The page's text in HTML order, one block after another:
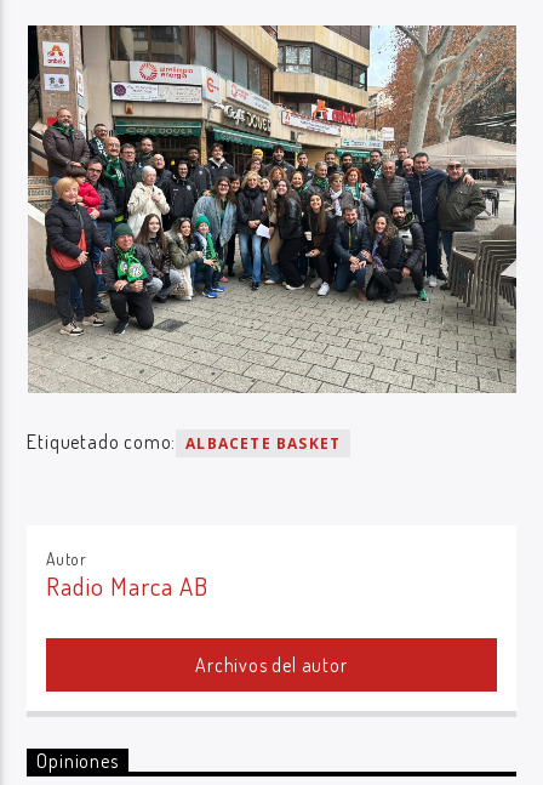
Etiquetado como: ALBACETE BASKET
Autor
Radio Marca AB
Archivos del autor
Opiniones